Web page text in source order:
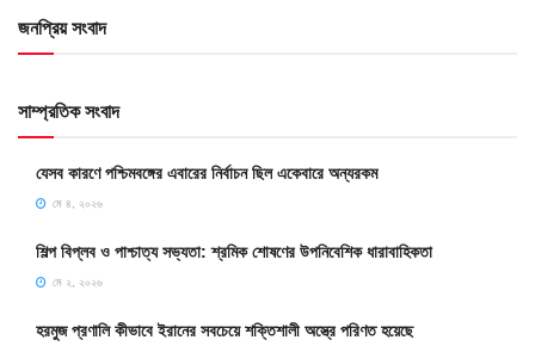
জনপ্রিয় সংবাদ
সাম্প্রতিক সংবাদ
যেসব কারণে পশ্চিমবঙ্গের এবারের নির্বাচন ছিল একেবারে অন্যরকম
মে ৪, ২০২৬
শিল্প বিপ্লব ও পাশ্চাত্য সভ্যতা: শ্রমিক শোষণের উপনিবেশিক ধারাবাহিকতা
মে ২, ২০২৬
হরমুজ প্রণালি কীভাবে ইরানের সবচেয়ে শক্তিশালী অস্ত্রে পরিণত হয়েছে